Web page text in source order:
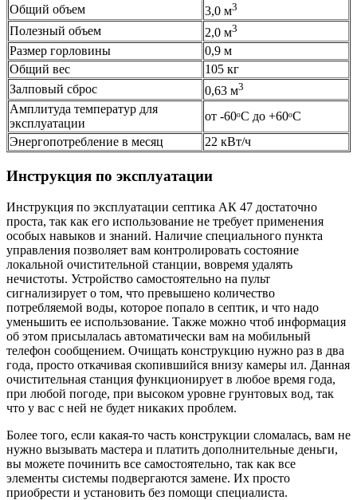
Общий объем
3,0 м3
Полезный объем 2,0 м3
Размер горловины
0,9 м
Общий вес
105 кг
Залповый сброс
0,63 м3
Амплитуда температур для
эксплуатации
от -60ᵒС до +60ᵒС
Энергопотребление в месяц
22 кВт/ч
Инструкция по эксплуатации
Инструкция по эксплуатации септика АК 47 достаточно
проста, так как его использование не требует применения
особых навыков и знаний. Наличие специального пункта
управления позволяет вам контролировать состояние
локальной очистительной станции, вовремя удалять
нечистоты. Устройство самостоятельно на пульт
сигнализирует о том, что превышено количество
потребляемой воды, которое попало в септик, и что надо
уменьшить ее использование. Также можно чтоб информация
об этом присылалась автоматически вам на мобильный
телефон сообщением. Очищать конструкцию нужно раз в два
года, просто откачивая скопившийся внизу камеры ил. Данная
очистительная станция функционирует в любое время года,
при любой погоде, при высоком уровне грунтовых вод, так
что у вас с ней не будет никаких проблем.
Более того, если какая-то часть конструкции сломалась, вам не
нужно вызывать мастера и платить дополнительные деньги,
вы можете починить все самостоятельно, так как все
элементы системы подвергаются замене. Их просто
приобрести и установить без помощи специалиста.